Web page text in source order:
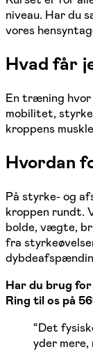
niveau. Har du
vores
Hvad får
En træning hvor
mobilitet,
kroppens
Hvordan
På styrke- og
kroppen rundt.
bolde, vægte,
fra
Har du brug
Ring til os på
“Det
yder